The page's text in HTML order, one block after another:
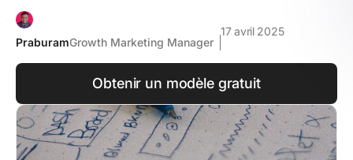
PraburamGrowth Marketing Manager
17 avril 2025
Obtenir un modèle gratuit